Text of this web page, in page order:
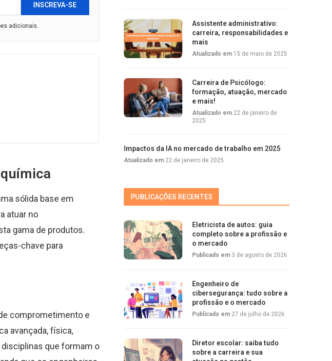
INSCREVA-SE
adicionais.
sólida base em
atuar no
gama de produtos.
chave para
comprometimento e
avançada, física,
que formam o
Assistente administrativo:
carreira, responsabilidades e
mais
Atualizado em 15 de maio de 2025
Carreira de Psicólogo:
formação, atuação, mercado
e mais!
Atualizado em 22 de janeiro de
2025
Impactos da IA no mercado de trabalho em 2025
Atualizado em 22 de janeiro de 2025
PUBLICAÇÕES RECENTES
Eletricista de autos: guia
completo sobre a profissão e
o mercado
Publicado em 3 de agosto de 2026
Engenheiro de
cibersegurança: tudo sobre a
profissão e o mercado
Publicado em 27 de julho de 2026
Diretor escolar: saiba tudo
sobre a carreira e sua